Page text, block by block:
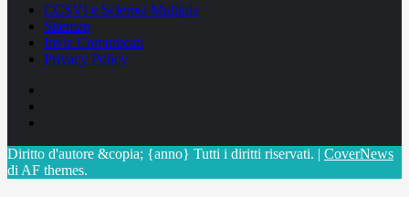
CCSVI e Sclerosi Multipla
Sitemap
Invia Comunicati
Privacy Policy
Diritto d'autore &copia; {anno} Tutti i diritti riservati. | CoverNews
di AF themes.